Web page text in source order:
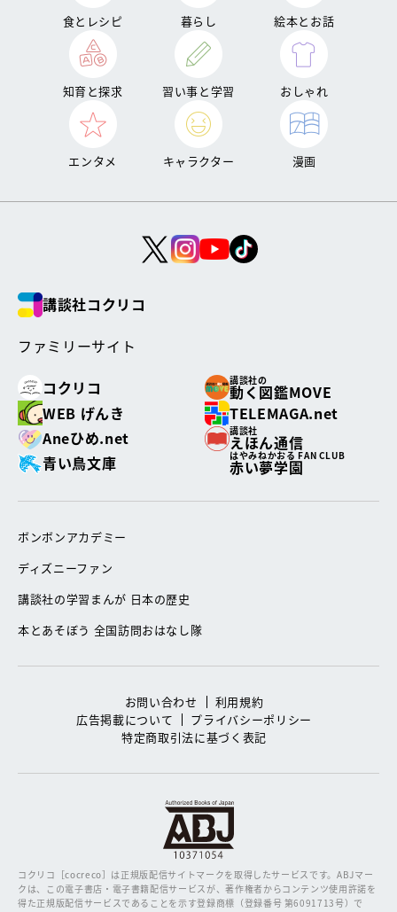
食とレシピ 暮らし 絵本とお話
知育と探求 習い事と学習 おしゃれ
エンタメ キャラクター 漫画
講談社コクリコ
ファミリーサイト
コクリコ
講談社の
動く図鑑MOVE
WEB げんき
TELEMAGA.net
Aneひめ.net
講談社
えほん通信
青い鳥文庫
はやみねかおる FAN CLUB
赤い夢学園
ボンボンアカデミー
ディズニーファン
講談社の学習まんが 日本の歴史
本とあそぼう 全国訪問おはなし隊
お問い合わせ
利用規約
広告掲載について
プライバシーポリシー
特定商取引法に基づく表記
コクリコ［cocreco］は正規版配信サイトマークを取得したサービスです。ABJマー
クは、この電子書店・電子書籍配信サービスが、著作権者からコンテンツ使用許諾を
得た正規版配信サービスであることを示す登録商標（登録番号 第6091713号）で